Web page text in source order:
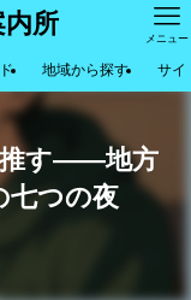
所 メニュー
地域から探す サイ
推す――地方
七つの夜